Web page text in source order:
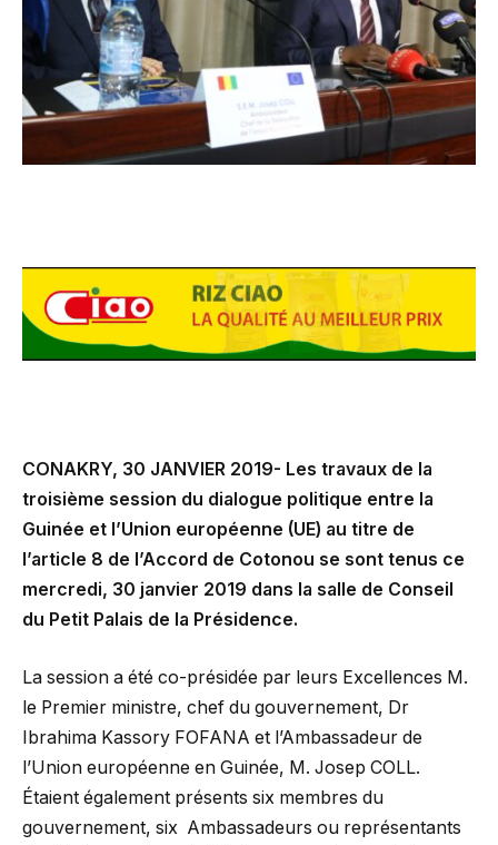
CONAKRY, 30 JANVIER 2019- Les travaux de la
troisième session du dialogue politique entre la
Guinée et l’Union européenne (UE) au titre de
l’article 8 de l’Accord de Cotonou se sont tenus ce
mercredi, 30 janvier 2019 dans la salle de Conseil
du Petit Palais de la Présidence.
La session a été co-présidée par leurs Excellences M.
le Premier ministre, chef du gouvernement, Dr
Ibrahima Kassory FOFANA et l’Ambassadeur de
l’Union européenne en Guinée, M. Josep COLL.
Étaient également présents six membres du
gouvernement, six Ambassadeurs ou représentants